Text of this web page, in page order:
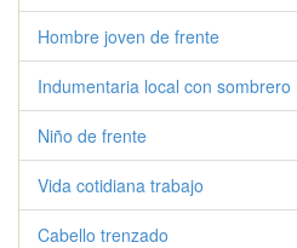
Hombre joven de frente
Indumentaria local con sombrero
Niño de frente
Vida cotidiana trabajo
Cabello trenzado